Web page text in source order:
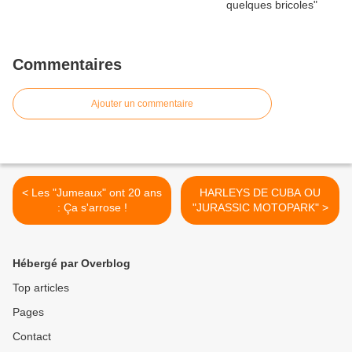
Commentaires
Ajouter un commentaire
< Les "Jumeaux" ont 20 ans
: Ça s'arrose !
HARLEYS DE CUBA OU
"JURASSIC MOTOPARK" >
Hébergé par Overblog
Top articles
Pages
Contact